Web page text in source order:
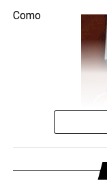
correspondientes.
Como